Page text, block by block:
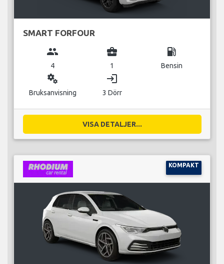
SMART FORFOUR
group
4
business_center
1
local_gas_station
Bensin
miscellaneous_services
Bruksanvisning
login
3 Dörr
VISA DETALJER...
KOMPAKT